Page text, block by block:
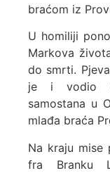
braćom iz
U homiliji
Markova
do smrti.
je i vodio
samostana u
mlađa braća
Na kraju mise
fra Branku